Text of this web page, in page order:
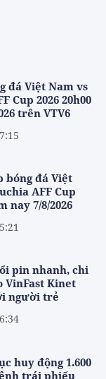
đá Việt Nam vs
Cup 2026 20h00
trên VTV6
bóng đá Việt
AFF Cup
nay 7/8/2026
pin nhanh, chi
VinFast Kinet
người trẻ
huy động 1.600
trái phiếu